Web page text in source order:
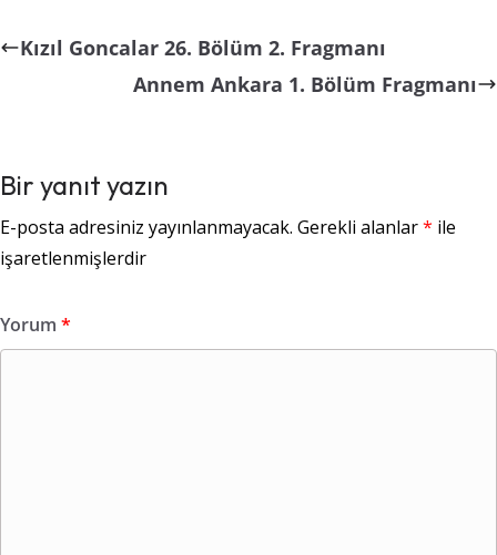
Kızıl Goncalar 26. Bölüm 2. Fragmanı
Annem Ankara 1. Bölüm Fragmanı
Bir yanıt yazın
E-posta adresiniz yayınlanmayacak. Gerekli alanlar* ile
işaretlenmişlerdir
Yorum *